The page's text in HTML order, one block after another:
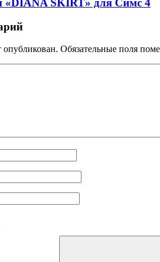
SKIRT» для Симс 4
опубликован. Обязательные поля